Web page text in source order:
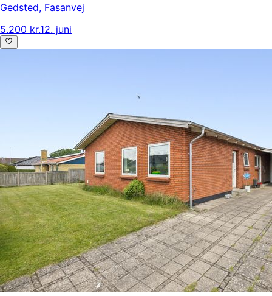
Gedsted, Fasanvej
5.200 kr.12. juni